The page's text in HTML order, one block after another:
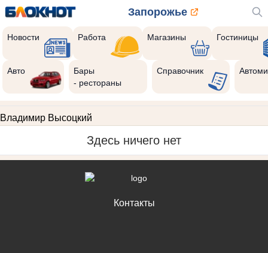
Запорожье
Новости Работа Магазины Гостиницы
Авто
Бары
- рестораны
Справочник
Владимир Высоцкий
Здесь ничего нет
Контакты